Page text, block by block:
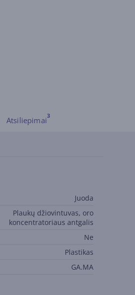
Atsiliepimai
Juoda
Plaukų džiovintuvas, oro
koncentratoriaus antgalis
Ne
Plastikas
GA.MA